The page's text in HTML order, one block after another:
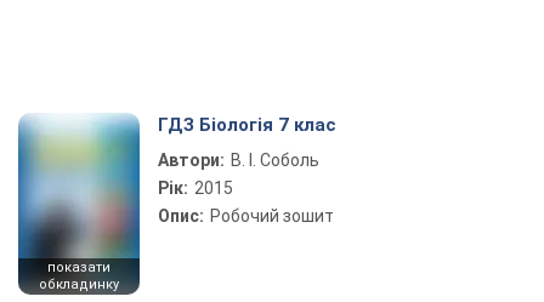
показати
обкладинку
ГДЗ Біологія 7 клас
Автори: В. І. Соболь
Рік: 2015
Опис: Робочий зошит